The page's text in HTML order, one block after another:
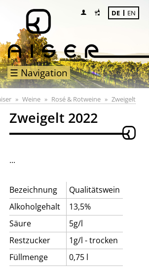
☰ Navigation
DE EN
Weine Rosé & Rotweine Zweigelt
Zweigelt 2022
...
Bezeichnung
Qualitätswein
Alkoholgehalt
13,5%
Säure
5g/l
Restzucker
1g/l - trocken
Füllmenge
0,75 l